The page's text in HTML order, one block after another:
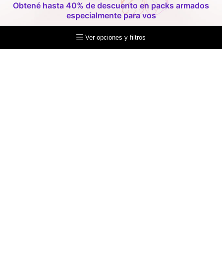
Obtené hasta 40% de descuento en packs armados
especialmente para vos
Ver opciones y filtros